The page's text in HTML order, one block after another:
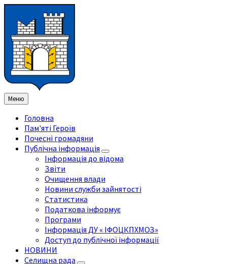
змісту
ліву
бічну
панель
праву
бічну
панель
нижнього
колонтитула
Меню
Головна
Пам'яті Героїв
Почесні громадяни
Публічна інформація
Інформація до відома
Звіти
Очищення влади
Новини служби зайнятості
Статистика
Податкова інформує
Програми
Інформація ДУ « ІФОЦКПХМОЗ»
Доступ до публічної інформації
НОВИНИ
Селищна рада